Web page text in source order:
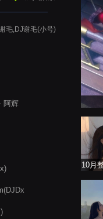
毛,DJ谢毛(小号)
阿辉
10月